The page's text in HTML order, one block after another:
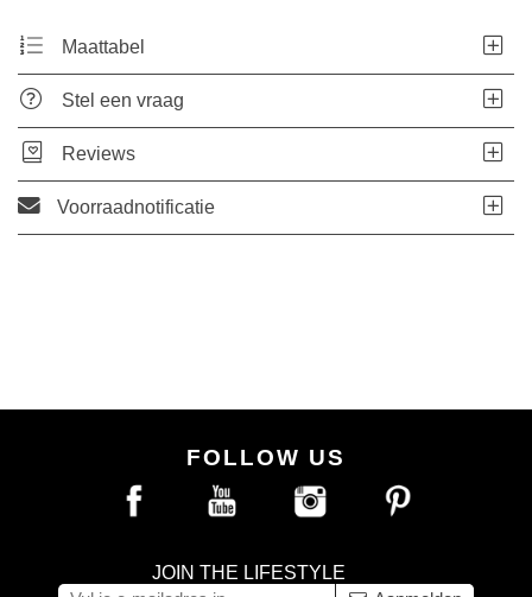
Maattabel
Stel een vraag
Reviews
Voorraadnotificatie
FOLLOW US
JOIN THE LIFESTYLE